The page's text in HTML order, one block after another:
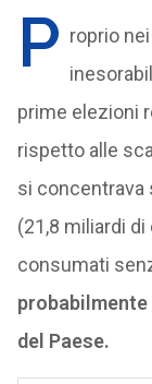
P roprio
prime elezioni
rispetto alle
si concentrava
(21,8 miliardi
consumati
del Paese.